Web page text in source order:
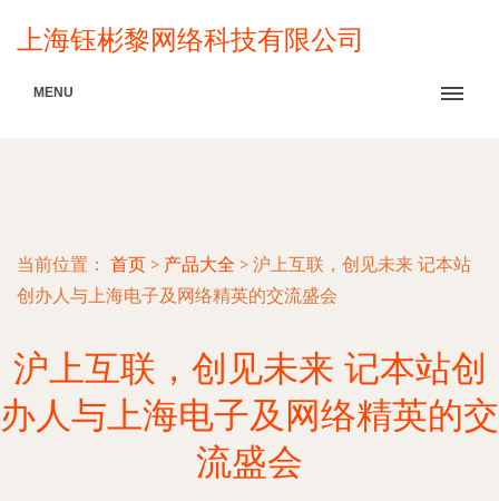
上海钰彬黎网络科技有限公司
MENU
当前位置： 首页 > 产品大全 > 沪上互联，创见未来 记本站
创办人与上海电子及网络精英的交流盛会
沪上互联，创见未来 记本站创
办人与上海电子及网络精英的交
流盛会